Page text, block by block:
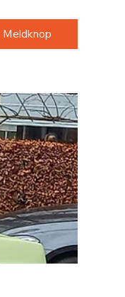
Meldknop